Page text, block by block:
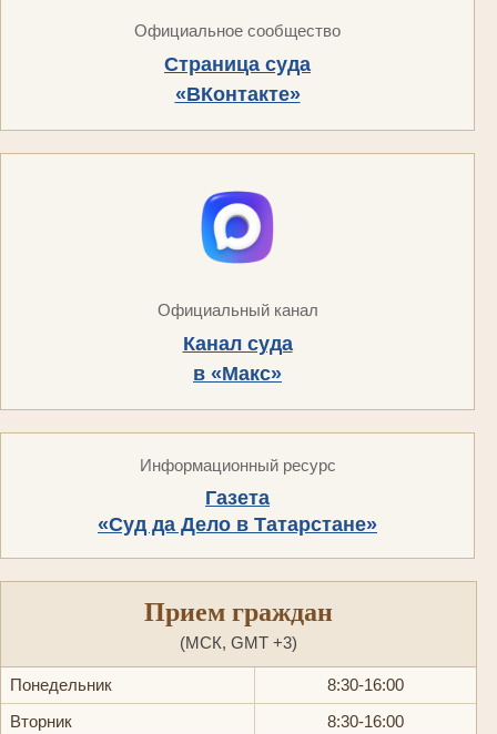
Официальное сообщество
Страница суда
«ВКонтакте»
Официальный канал
Канал суда
в «Макс»
Информационный ресурс
Газета
«Суд да Дело в Татарстане»
Прием граждан
(МСК, GMT +3)
Понедельник
8:30-16:00
Вторник
8:30-16:00